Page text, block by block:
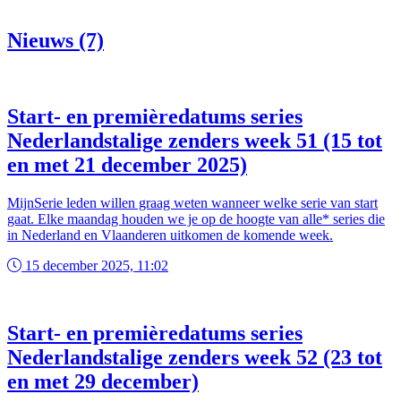
Nieuws (7)
Start- en premièredatums series
Nederlandstalige zenders week 51 (15 tot
en met 21 december 2025)
MijnSerie leden willen graag weten wanneer welke serie van start
gaat. Elke maandag houden we je op de hoogte van alle* series die
in Nederland en Vlaanderen uitkomen de komende week.
15 december 2025, 11:02
Start- en premièredatums series
Nederlandstalige zenders week 52 (23 tot
en met 29 december)